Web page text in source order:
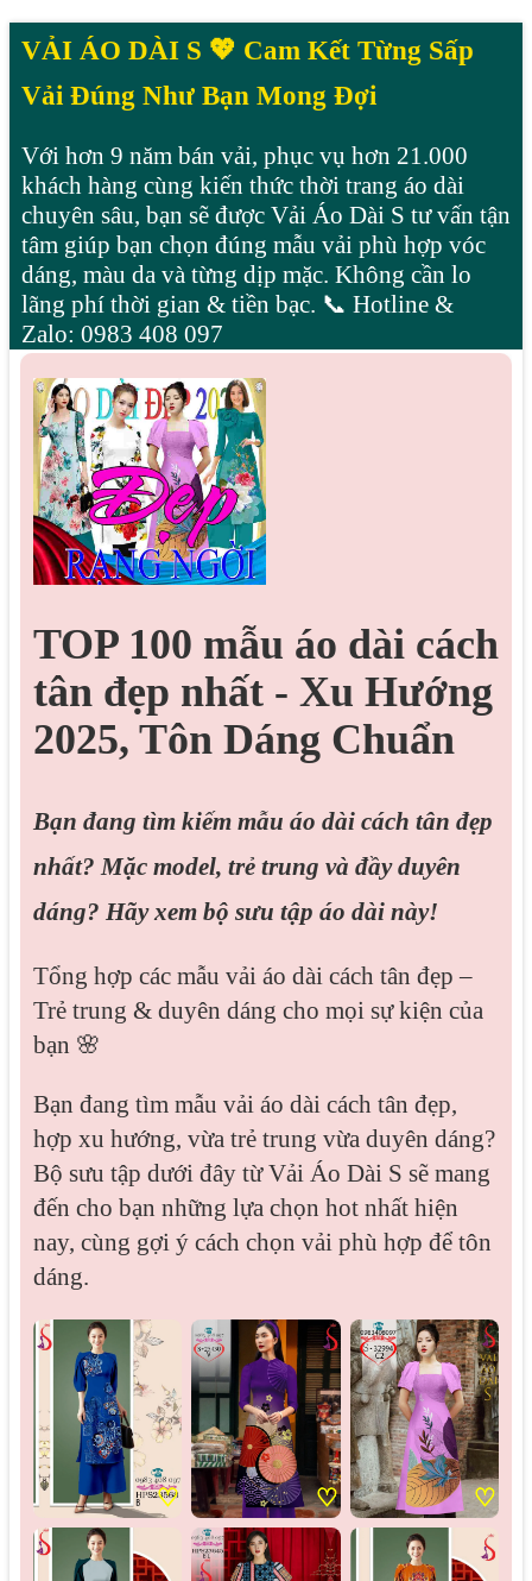
VẢI ÁO DÀI S 💖 Cam Kết Từng Sấp
Vải Đúng Như Bạn Mong Đợi
Với hơn 9 năm bán vải, phục vụ hơn 21.000
khách hàng cùng kiến thức thời trang áo dài
chuyên sâu, bạn sẽ được Vải Áo Dài S tư vấn tận
tâm giúp bạn chọn đúng mẫu vải phù hợp vóc
dáng, màu da và từng dịp mặc. Không cần lo
lãng phí thời gian & tiền bạc. 📞 Hotline &
Zalo: 0983 408 097
TOP 100 mẫu áo dài cách
tân đẹp nhất - Xu Hướng
2025, Tôn Dáng Chuẩn
Bạn đang tìm kiếm mẫu áo dài cách tân đẹp
nhất? Mặc model, trẻ trung và đầy duyên
dáng? Hãy xem bộ sưu tập áo dài này!
Tổng hợp các mẫu vải áo dài cách tân đẹp –
Trẻ trung & duyên dáng cho mọi sự kiện của
bạn 🌸
Bạn đang tìm mẫu vải áo dài cách tân đẹp,
hợp xu hướng, vừa trẻ trung vừa duyên dáng?
Bộ sưu tập dưới đây từ Vải Áo Dài S sẽ mang
đến cho bạn những lựa chọn hot nhất hiện
nay, cùng gợi ý cách chọn vải phù hợp để tôn
dáng.
♡ ♡ ♡